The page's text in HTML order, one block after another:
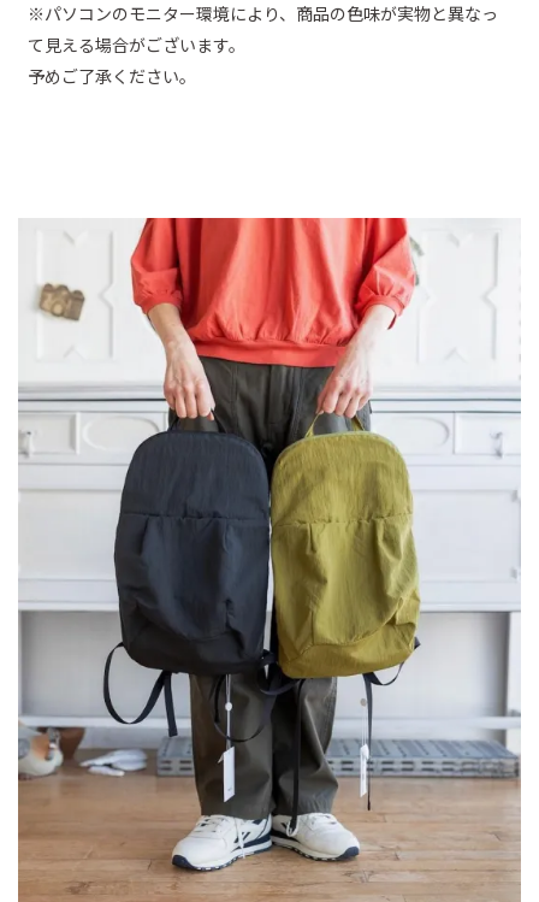
※パソコンのモニター環境により、商品の色味が実物と異なっ
て見える場合がございます。
予めご了承ください。